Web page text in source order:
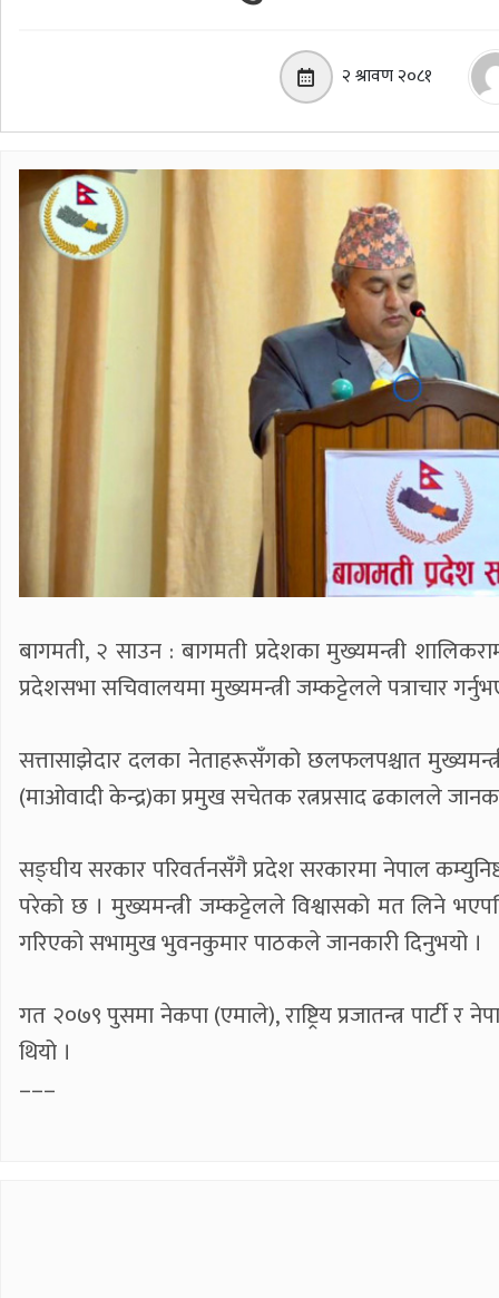
२ श्रावण २०८१
बागमती, २ साउन : बागमती प्रदेशका मुख्यमन्त्री
प्रदेशसभा सचिवालयमा मुख्यमन्त्री जम्कट्टेलले पत्राचार
सत्तासाझेदार दलका नेताहरूसँगको छलफलपश्चात
(माओवादी केन्द्र)का प्रमुख सचेतक रत्नप्रसाद ढकालले
सङ्घीय सरकार परिवर्तनसँगै प्रदेश सरकारमा नेपाल
परेको छ । मुख्यमन्त्री जम्कट्टेलले विश्वासको मत लिने
गरिएको सभामुख भुवनकुमार पाठकले जानकारी दिनुभयो ।
गत २०७९ पुसमा नेकपा (एमाले), राष्ट्रिय प्रजातन्त्र पार्टी
थियो ।
–––